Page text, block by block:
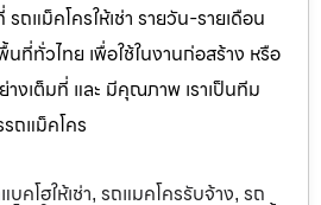
ถแม็คโครให้เช่า รายวัน-รายเดือน
ทั่วไทย เพื่อใช้ในงานก่อสร้าง หรือ
งเต็มที่ และ มีคุณภาพ เราเป็นทีม
ถแม็คโคร
บคโฮให้เช่า, รถแมคโครรับจ้าง, รถ